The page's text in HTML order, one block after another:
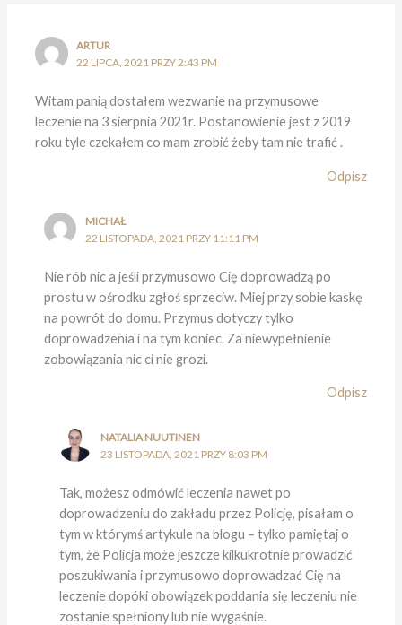
ARTUR
22 LIPCA, 2021 PRZY 2:43 PM
Witam panią dostałem wezwanie na przymusowe
leczenie na 3 sierpnia 2021r. Postanowienie jest z 2019
roku tyle czekałem co mam zrobić żeby tam nie trafić .
Odpisz
MICHAŁ
22 LISTOPADA, 2021 PRZY 11:11 PM
Nie rób nic a jeśli przymusowo Cię doprowadzą po
prostu w ośrodku zgłoś sprzeciw. Miej przy sobie kaskę
na powrót do domu. Przymus dotyczy tylko
doprowadzenia i na tym koniec. Za niewypełnienie
zobowiązania nic ci nie grozi.
Odpisz
NATALIA NUUTINEN
23 LISTOPADA, 2021 PRZY 8:03 PM
Tak, możesz odmówić leczenia nawet po
doprowadzeniu do zakładu przez Policję, pisałam o
tym w którymś artykule na blogu – tylko pamiętaj o
tym, że Policja może jeszcze kilkukrotnie prowadzić
poszukiwania i przymusowo doprowadzać Cię na
leczenie dopóki obowiązek poddania się leczeniu nie
zostanie spełniony lub nie wygaśnie.